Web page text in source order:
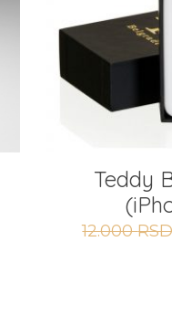
Teddy
12.000